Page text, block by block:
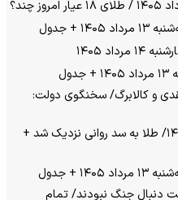
+ جدول
۱۴۰۵
و کالابرگ/ سخنگوی دولت:
قیمت طلا امروز ۱۵ مردادماه ۱۴۰۵/ طلا به سد روانی نزدیک شد +
+ جدول
دنبال جنگ نبودند/ تمام